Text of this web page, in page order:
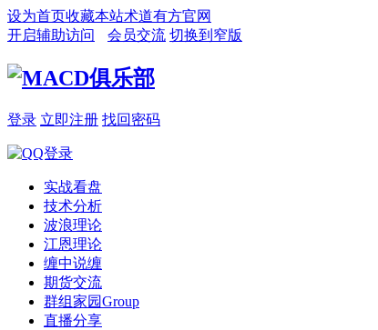
设为首页收藏本站术道有方官网
开启辅助访问
会员交流 切换到窄版
登录 立即注册 找回密码
实战看盘
技术分析
波浪理论
江恩理论
缠中说缠
期货交流
群组家园Group
直播分享